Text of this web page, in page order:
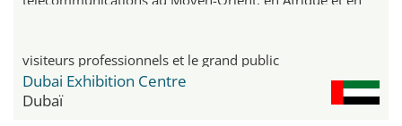
visiteurs professionnels et le grand public
Dubai Exhibition Centre
Dubaï